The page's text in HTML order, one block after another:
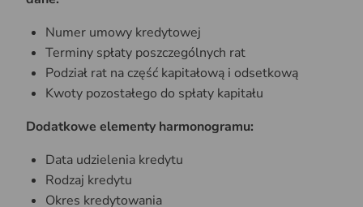
Numer umowy kredytowej
Terminy spłaty poszczególnych rat
Podział rat na część kapitałową i odsetkową
Kwoty pozostałego do spłaty kapitału
Dodatkowe elementy harmonogramu:
Data udzielenia kredytu
Rodzaj kredytu
Okres kredytowania